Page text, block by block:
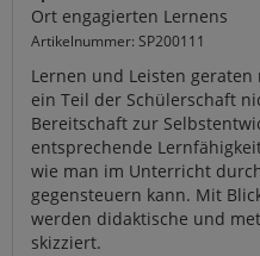
Ort engagierten Lernens
Artikelnummer: SP200111
Lernen und Leisten
ein Teil der Schülerschaft
Bereitschaft zur
entsprechende
wie man im Unterricht
gegensteuern kann. Mit
werden didaktische und
skizziert.